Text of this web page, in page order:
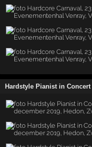
Hardstyle Pianist in Concert